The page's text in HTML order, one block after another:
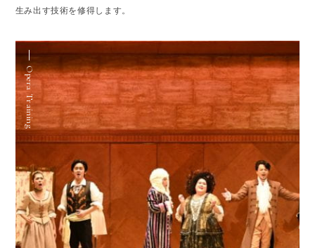
生み出す技術を修得します。
Opera Training